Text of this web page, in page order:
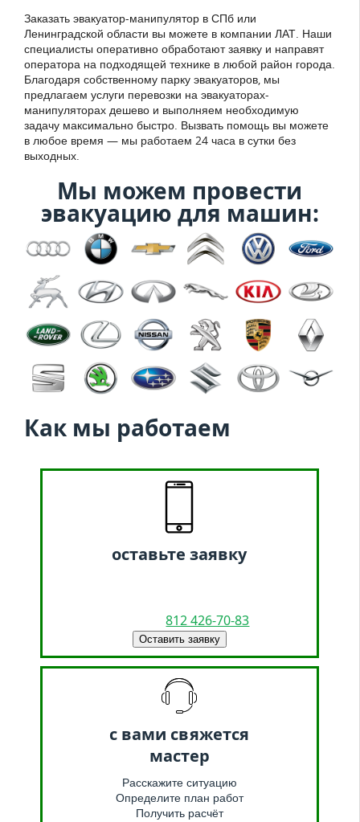
Заказать эвакуатор-манипулятор в СПб или
Ленинградской области вы можете в компании ЛАТ. Наши
специалисты оперативно обработают заявку и направят
оператора на подходящей технике в любой район города.
Благодаря собственному парку эвакуаторов, мы
предлагаем услуги перевозки на эвакуаторах-
манипуляторах дешево и выполняем необходимую
задачу максимально быстро. Вызвать помощь вы можете
в любое время — мы работаем 24 часа в сутки без
выходных.
Мы можем провести
эвакуацию для машин:
Как мы работаем
оставьте заявку
812 426-70-83
Оставить заявку
c вами свяжется
мастер
Расскажите ситуацию
Определите план работ
Получить расчёт